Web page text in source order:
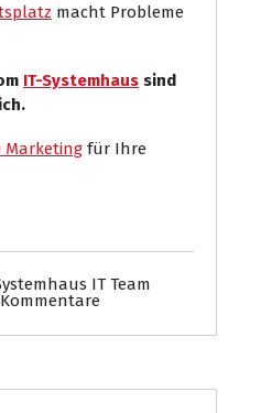
macht Probleme
IT-Systemhaus sind
Marketing für Ihre
IT Team